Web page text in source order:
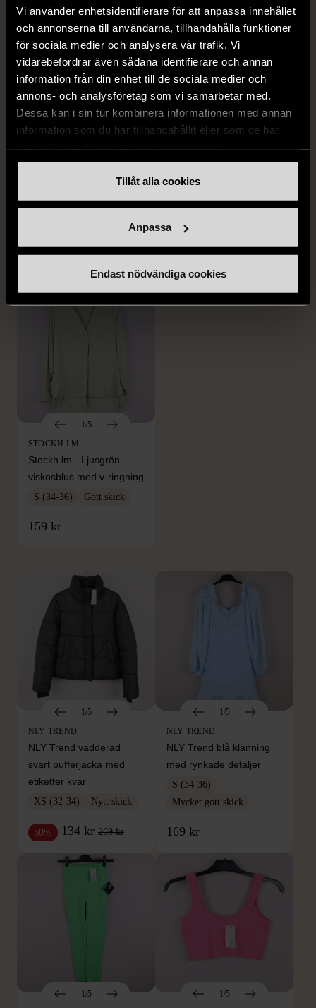
Vi använder enhetsidentifierare för att anpassa innehållet
och annonserna till användarna, tillhandahålla funktioner
för sociala medier och analysera vår trafik. Vi
vidarebefordrar även sådana identifierare och annan
information från din enhet till de sociala medier och
annons- och analysföretag som vi samarbetar med.
Dessa kan i sin tur kombinera informationen med annan
information som du har tillhandahållit eller som de har
Tillåt alla cookies
Anpassa
Endast nödvändiga cookies
H&M
H&M - Leopardmönstrad
99 kr
H&M
H&M - Plisserad midikjol
M (38-40)
1/5
STOCKH LM
Stockh lm - Ljusgrön
viskosblus med v-ringning
S (34-36) Gott skick
159 kr
FRÅN SAMMA VARUMÄRKE
1/5
NLY TREND
NLY Trend vadderad
svart pufferjacka med
etiketter kvar
XS (32-34) Nytt skick
50% 134 kr 269 kr
1/5
NLY TREND
NLY Trend blå klänning
med rynkade detaljer
S (34-36)
Mycket gott skick
169 kr
1/5
1/5